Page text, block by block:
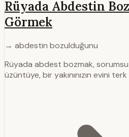
Rüyada Abdestin
Görmek
→ abdestin bozulduğunu
Rüyada abdest bozmak,
üzüntüye, bir yakınınızın evini